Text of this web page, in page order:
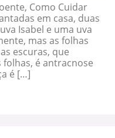
Como Cuidar
em casa, duas
Isabel e uma uva
mas as folhas
escuras, que
é antracnose
é […]